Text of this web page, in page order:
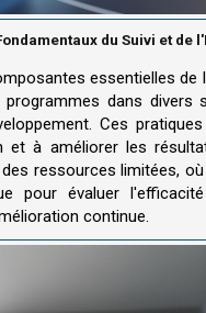
du Suivi et de
essentielles
dans divers
Ces
à améliorer les
ressources limitées,
pour évaluer
continue.